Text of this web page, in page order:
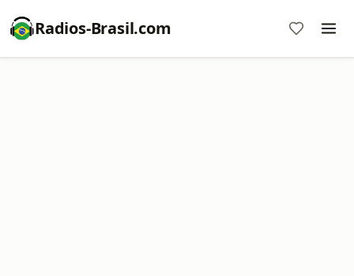
Radios-Brasil.com